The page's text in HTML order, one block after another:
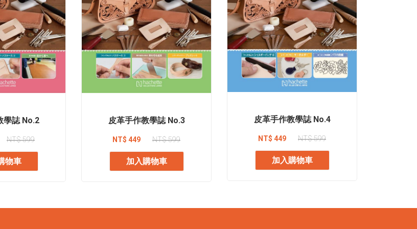
學誌 No.2
NT$ 599
物車
皮革手作教學誌 No.3
NT$ 449 NT$ 599
加入購物車
皮革手作教學誌 No.4
NT$ 449 NT$ 599
加入購物車